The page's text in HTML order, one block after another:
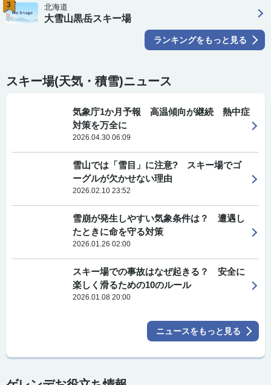
3 北海道
大雪山黒岳スキー場
ランキングをもっと見る
スキー場(天気・積雪)ニュース
気象庁1か月予報 高温傾向が継続 熱中症
対策を万全に
2026.04.30 06:09
雪山では「雪目」に注意? スキー場でゴ
ーグルが欠かせない理由
2026.02.10 23:52
雪崩が発生しやすい気象条件は？ 遭遇し
たときに命を守る対策
2026.01.26 02:00
スキー場での事故はなぜ起きる？ 安全に
楽しく滑るための10のルール
2026.01.08 20:00
ニュースをもっと見る